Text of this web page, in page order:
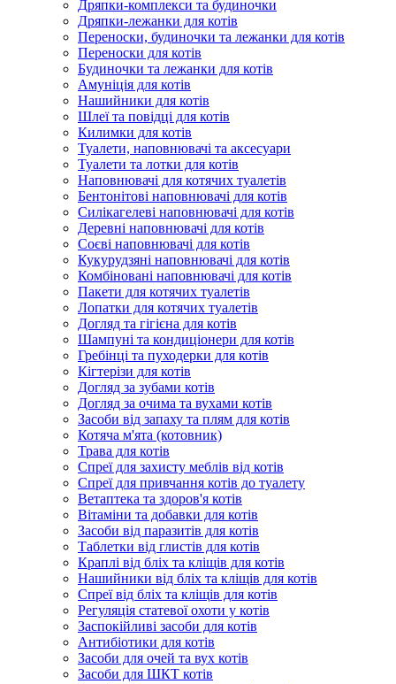
Дряпки-комплекси та будиночки
Дряпки-лежанки для котів
Переноски, будиночки та лежанки для котів
Переноски для котів
Будиночки та лежанки для котів
Амуніція для котів
Нашийники для котів
Шлеї та повідці для котів
Килимки для котів
Туалети, наповнювачі та аксесуари
Туалети та лотки для котів
Наповнювачі для котячих туалетів
Бентонітові наповнювачі для котів
Силікагелеві наповнювачі для котів
Деревні наповнювачі для котів
Соєві наповнювачі для котів
Кукурудзяні наповнювачі для котів
Комбіновані наповнювачі для котів
Пакети для котячих туалетів
Лопатки для котячих туалетів
Догляд та гігієна для котів
Шампуні та кондиціонери для котів
Гребінці та пуходерки для котів
Кігтерізи для котів
Догляд за зубами котів
Догляд за очима та вухами котів
Засоби від запаху та плям для котів
Котяча м'ята (котовник)
Трава для котів
Спреї для захисту меблів від котів
Спреї для привчання котів до туалету
Ветаптека та здоров'я котів
Вітаміни та добавки для котів
Засоби від паразитів для котів
Таблетки від глистів для котів
Краплі від бліх та кліщів для котів
Нашийники від бліх та кліщів для котів
Спреї від бліх та кліщів для котів
Регуляція статевої охоти у котів
Заспокійливі засоби для котів
Антибіотики для котів
Засоби для очей та вух котів
Засоби для ШКТ котів